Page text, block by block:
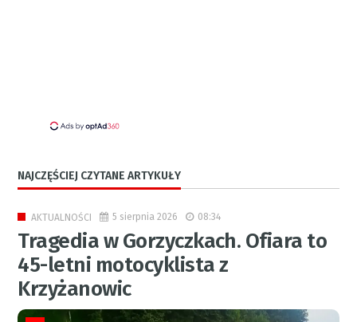
NAJCZĘŚCIEJ CZYTANE ARTYKUŁY
AKTUALNOŚCI 5 sierpnia 2026 08:34
Tragedia w Gorzyczkach. Ofiara to
45-letni motocyklista z
Krzyżanowic